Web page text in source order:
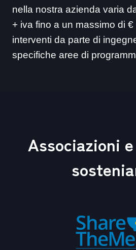
nella nostra azienda varia
+ iva fino a un massimo di
interventi da parte di
specifiche aree di
Associazioni